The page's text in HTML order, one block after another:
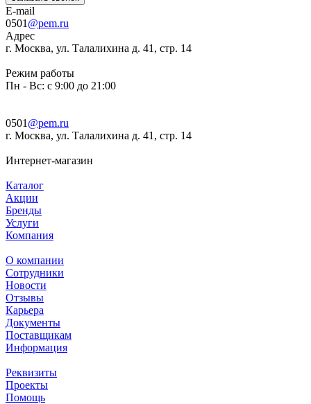
E-mail
0501 @pem.ru
Адрес
г. Москва, ул. Талалихина д. 41, стр. 14
Режим работы
Пн - Вс: с 9:00 до 21:00
0501 @pem.ru
г. Москва, ул. Талалихина д. 41, стр. 14
Интернет-магазин
Каталог
Акции
Бренды
Услуги
Компания
О компании
Сотрудники
Новости
Отзывы
Карьера
Документы
Поставщикам
Информация
Реквизиты
Проекты
Помощь